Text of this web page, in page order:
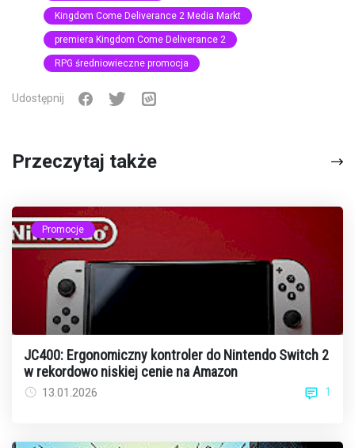
Kingdom Come Deliverance 2 Media Markt
premiera Kingdom Come Deliverance 2
RPG średniowieczne promocja
Udostępnij
Przeczytaj także
Promocje
JC400: Ergonomiczny kontroler do Nintendo Switch 2
w rekordowo niskiej cenie na Amazon
13.01.2026 1